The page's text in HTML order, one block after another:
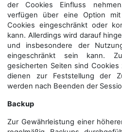
der Cookies Einfluss
verfügen über eine Option
Cookies eingeschränkt oder
kann. Allerdings wird darauf
und insbesondere der
eingeschränkt sein kann.
gesicherten Seiten sind Cookies
dienen zur Feststellung der
werden nach Beenden der
Backup
Zur Gewährleistung einer